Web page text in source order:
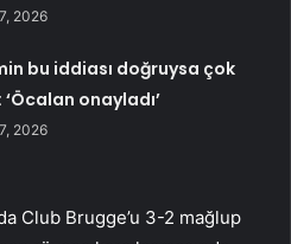
2026
bu iddiası doğruysa çok
‘Öcalan onayladı’
2026
Club Brugge’u 3-2 mağlup